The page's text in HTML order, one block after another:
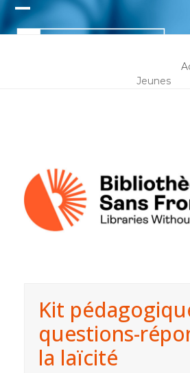
Skip
content
Open
Close
Jeunes
Kit
questions-
la laïcité